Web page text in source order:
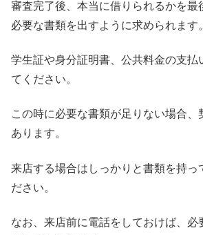
審査完了後、本当に借りられるかを最
必要な書類を出すように求められます。
学生証や身分証明書、公共料金の支払
てください。
この時に必要な書類が足りない場合、
あります。
来店する場合はしっかりと書類を持っ
ださい。
なお、来店前に電話をしておけば、必